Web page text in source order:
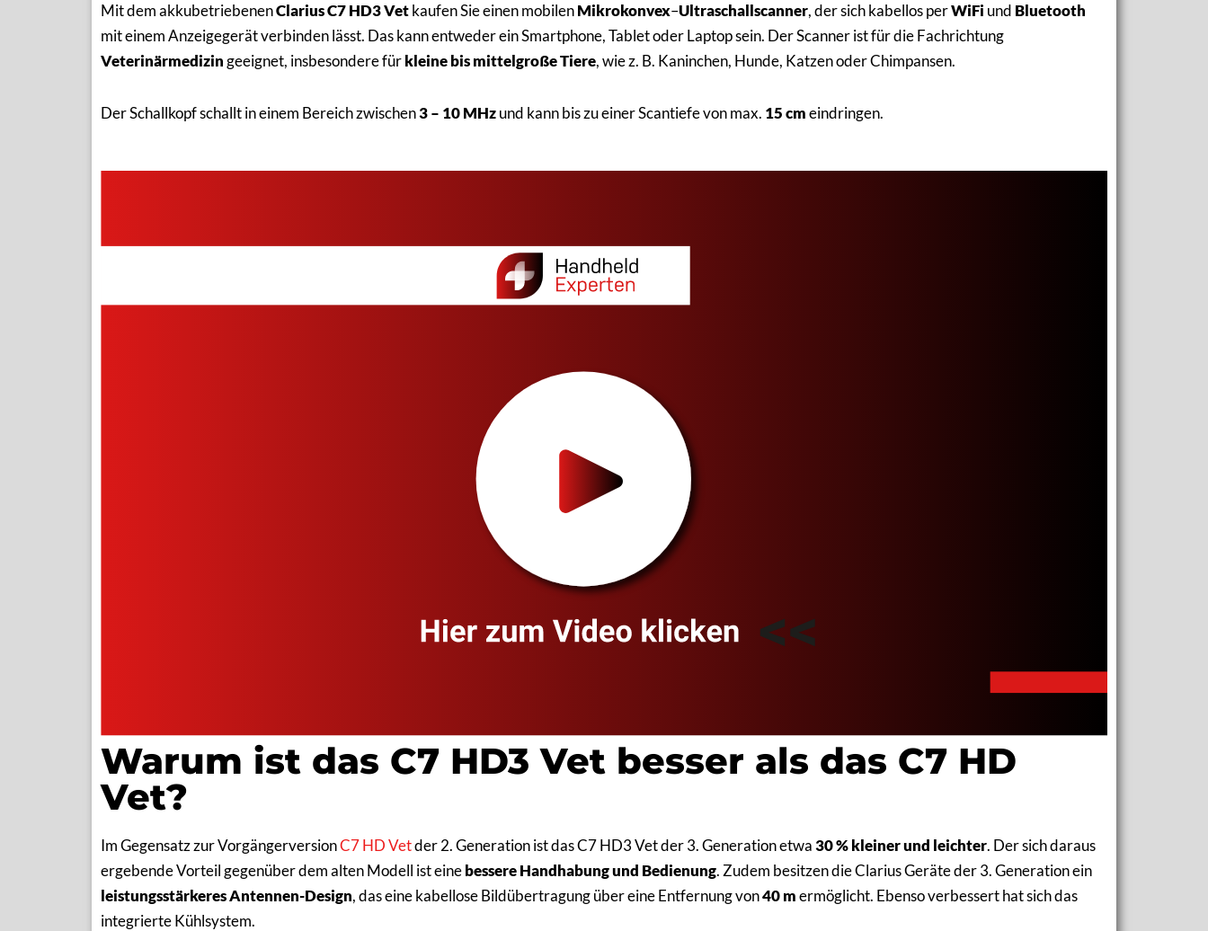
Mit dem akkubetriebenenClarius C7 HD3 Vetkaufen Sie einen mobilenMikrokonvex–Ultraschallscanner, der sich kabellos perWiFi und Bluetooth
mit einem Anzeigegerät verbinden lässt. Das kann entweder ein Smartphone, Tablet oder Laptop sein. Der Scanner ist für die Fachrichtung
Veterinärmedizin geeignet, insbesondere fürkleine bis mittelgroße Tiere, wie z. B. Kaninchen, Hunde, Katzen oder Chimpansen.
Der Schallkopf schallt in einem Bereich zwischen3 – 10 MHzund kann bis zu einer Scantiefe von max. 15 cmeindringen.
Warum ist das C7 HD3 Vet besser als das C7 HD
Vet?
Im Gegensatz zur VorgängerversionC7 HD Vetder 2. Generation ist das C7 HD3 Vet der 3. Generation etwa30 % kleinerund leichter. Der sich daraus
ergebende Vorteil gegenüber dem alten Modell ist einebessere Handhabungund Bedienung. Zudem besitzen die Clarius Geräte der 3. Generation ein
leistungsstärkeres Antennen-Design, das eine kabellose Bildübertragung über eine Entfernung von40 mermöglicht. Ebenso verbessert hat sich das
integrierte Kühlsystem.